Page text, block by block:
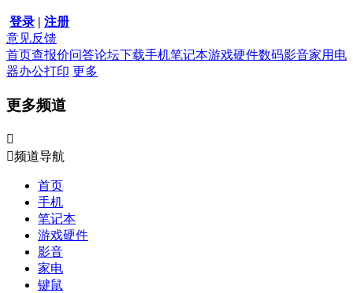
登录 | 注册
意见反馈
首页查报价问答论坛下载手机笔记本游戏硬件数码影音家用电
器办公打印 更多
更多频道

频道导航
首页
手机
笔记本
游戏硬件
影音
家电
键鼠